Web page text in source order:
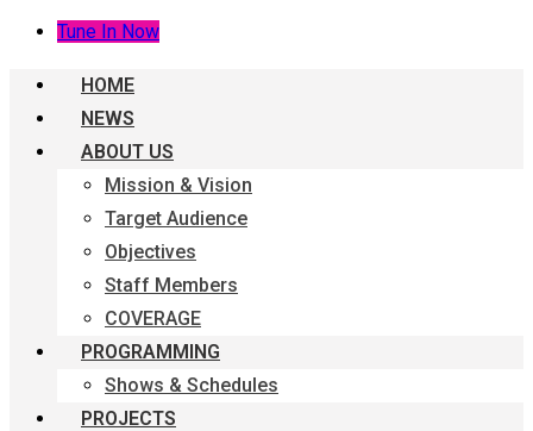
Tune In Now
HOME
NEWS
ABOUT US
Mission & Vision
Target Audience
Objectives
Staff Members
COVERAGE
PROGRAMMING
Shows & Schedules
PROJECTS